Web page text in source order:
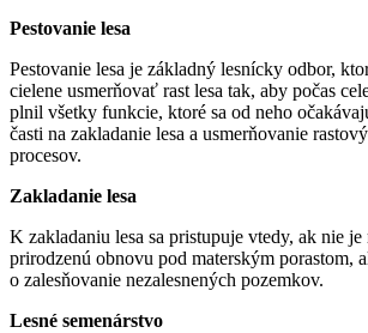
Pestovanie lesa
Pestovanie lesa je základný lesnícky odbor,
cielene usmerňovať rast lesa tak, aby počas
plnil všetky funkcie, ktoré sa od neho
časti na zakladanie lesa a usmerňovanie
procesov.
Zakladanie lesa
K zakladaniu lesa sa pristupuje vtedy, ak nie
prirodzenú obnovu pod materským porastom,
o zalesňovanie nezalesnených pozemkov.
Lesné semenárstvo